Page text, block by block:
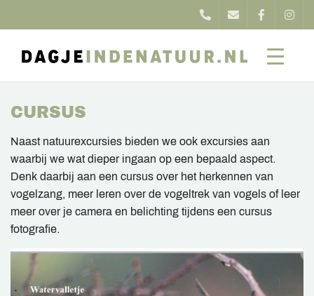
CURSUS
Naast natuurexcursies bieden we ook excursies aan
waarbij we wat dieper ingaan op een bepaald aspect.
Denk daarbij aan een cursus over het herkennen van
vogelzang, meer leren over de vogeltrek van vogels of leer
meer over je camera en belichting tijdens een cursus
fotografie.